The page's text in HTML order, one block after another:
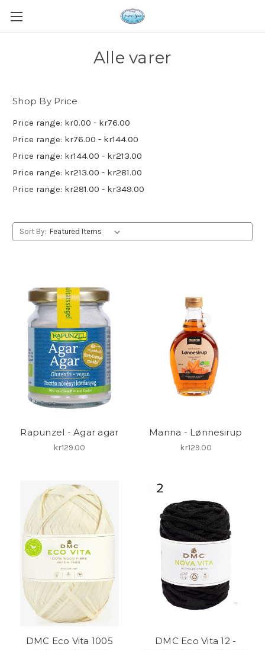
Alle varer
Shop By Price
Price range: kr0.00 - kr76.00
Price range: kr76.00 - kr144.00
Price range: kr144.00 - kr213.00
Price range: kr213.00 - kr281.00
Price range: kr281.00 - kr349.00
Sort By:
Rapunzel - Agar agar
kr129.00
Manna - Lønnesirup
kr129.00
DMC Eco Vita 1005
DMC Eco Vita 12 -